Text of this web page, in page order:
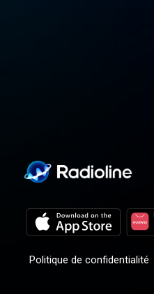
Politique de confidentialité